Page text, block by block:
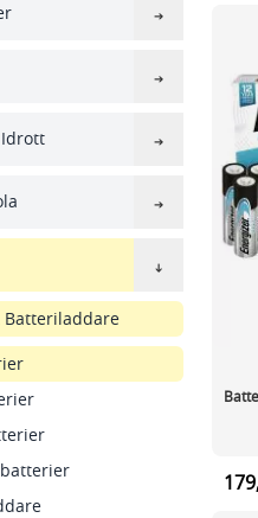
Idrott
Batteriladdare